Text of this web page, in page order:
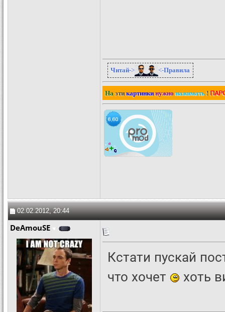
Читай-> <-Правила
На этикартинки нужно нажимать !
02.02.2012, 20:44
DeAmouSE
Кстати пускай
что хочет
хоть